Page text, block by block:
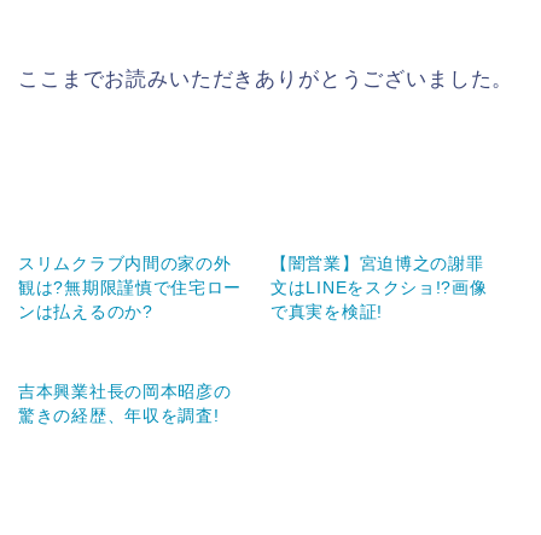
ここまでお読みいただきありがとうございました。
スリムクラブ内間の家の外
観は?無期限謹慎で住宅ロー
ンは払えるのか?
【闇営業】宮迫博之の謝罪
文はLINEをスクショ!?画像
で真実を検証!
吉本興業社長の岡本昭彦の
驚きの経歴、年収を調査!